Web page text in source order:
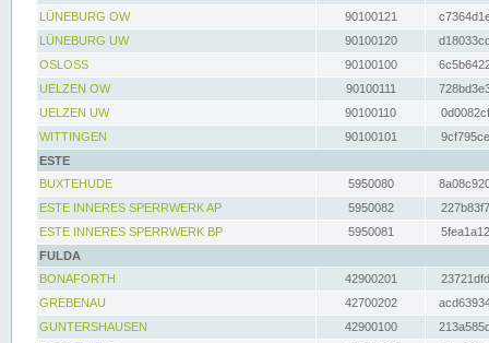
LÜNEBURG OW
90100121
LÜNEBURG UW
90100120
OSLOSS
90100100
UELZEN OW
90100111
UELZEN UW
90100110
WITTINGEN
90100101
ESTE
BUXTEHUDE
5950080
ESTE INNERES SPERRWERK AP
5950082
ESTE INNERES SPERRWERK BP
5950081
FULDA
BONAFORTH
42900201
GREBENAU
42700202
GUNTERSHAUSEN
42900100